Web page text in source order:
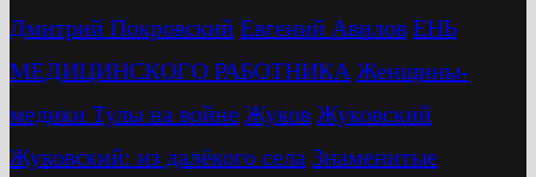
Дмитрий Покровский Евгений Авилов ЕНЬ
МЕДИЦИНСКОГО РАБОТНИКА Женщины-
медики Тулы на войне Жуков Жуковский
Жуковский: из далёкого села Знаменитые